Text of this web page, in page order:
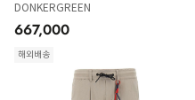
DONKERGREEN
667,000
해외배송